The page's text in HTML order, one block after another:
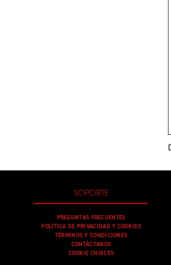
SOPORTE
PREGUNTAS FRECUENTES
POLÍTICA DE PRIVACIDAD Y COOKIES
TÉRMINOS Y CONDICIONES
CONTÁCTANOS
COOKIE CHOICES